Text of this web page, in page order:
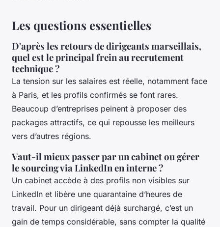
Les questions essentielles
D'après les retours de dirigeants marseillais,
quel est le principal frein au recrutement
technique ?
La tension sur les salaires est réelle, notamment face
à Paris, et les profils confirmés se font rares.
Beaucoup d’entreprises peinent à proposer des
packages attractifs, ce qui repousse les meilleurs
vers d’autres régions.
Vaut-il mieux passer par un cabinet ou gérer
le sourcing via LinkedIn en interne ?
Un cabinet accède à des profils non visibles sur
LinkedIn et libère une quarantaine d’heures de
travail. Pour un dirigeant déjà surchargé, c’est un
gain de temps considérable, sans compter la qualité